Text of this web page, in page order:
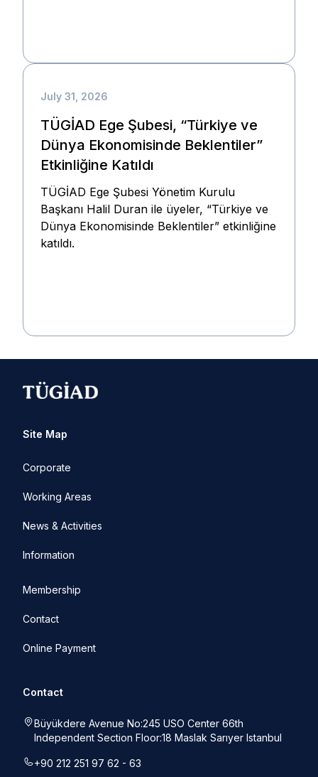
July 31, 2026
TÜGİAD Ege Şubesi, “Türkiye ve
Dünya Ekonomisinde Beklentiler”
Etkinliğine Katıldı
TÜGİAD Ege Şubesi Yönetim Kurulu
Başkanı Halil Duran ile üyeler, “Türkiye ve
Dünya Ekonomisinde Beklentiler” etkinliğine
katıldı.
Site Map
Corporate
Working Areas
News & Activities
Information
Membership
Contact
Online Payment
Contact
Büyükdere Avenue No:245 USO Center 66th
Independent Section Floor:18 Maslak Sarıyer Istanbul
+90 212 251 97 62 - 63